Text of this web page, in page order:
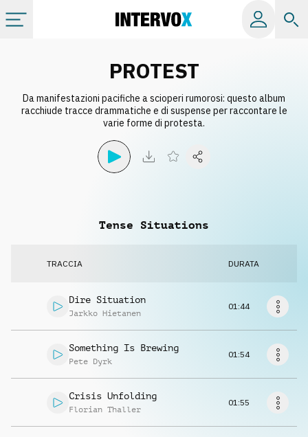
Album
Info
Richiedi musica
PROTEST
Da manifestazioni pacifiche a scioperi rumorosi: questo album
racchiude tracce drammatiche e di suspense per raccontare le
varie forme di protesta.
Tense Situations
TRACCIA DURATA
Dire Situation
Jarkko Hietanen
01:44
Something Is Brewing
Pete Dyrk
01:54
Crisis Unfolding
Florian Thaller
01:55